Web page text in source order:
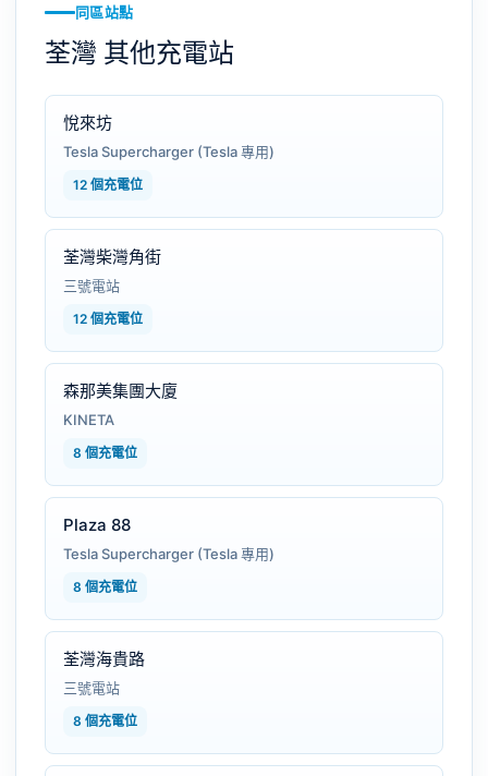
同區站點
荃灣 其他充電站
悅來坊
Tesla Supercharger (Tesla 專用)
12 個充電位
荃灣柴灣角街
三號電站
12 個充電位
森那美集團大廈
KINETA
8 個充電位
Plaza 88
Tesla Supercharger (Tesla 專用)
8 個充電位
荃灣海貴路
三號電站
8 個充電位